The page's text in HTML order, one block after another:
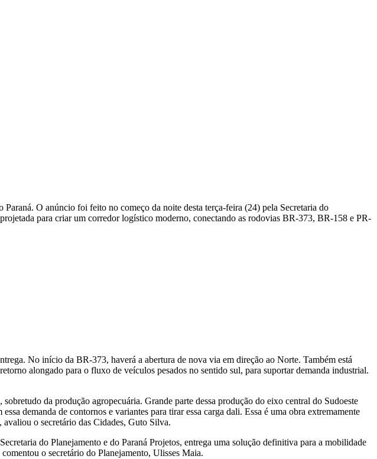
O anúncio foi feito no começo da noite desta terça-feira (24) pela Secretaria do
para criar um corredor logístico moderno, conectando as rodovias BR-373, BR-158 e PR-
No início da BR-373, haverá a abertura de nova via em direção ao Norte. Também está
alongado para o fluxo de veículos pesados no sentido sul, para suportar demanda industrial.
da produção agropecuária. Grande parte dessa produção do eixo central do Sudoeste
demanda de contornos e variantes para tirar essa carga dali. Essa é uma obra extremamente
o secretário das Cidades, Guto Silva.
do Planejamento e do Paraná Projetos, entrega uma solução definitiva para a mobilidade
o secretário do Planejamento, Ulisses Maia.